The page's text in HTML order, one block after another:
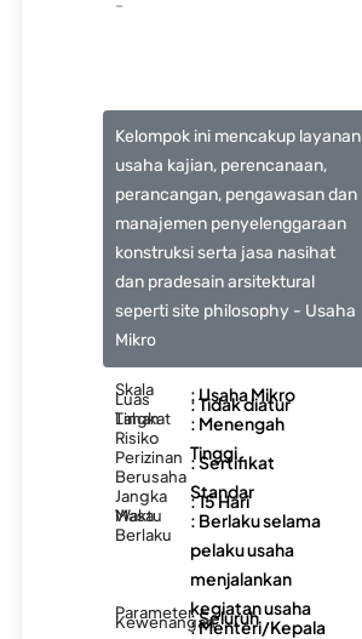
Kelompok ini mencakup layanan
usaha kajian, perencanaan,
perancangan, pengawasan dan
manajemen penyelenggaraan
konstruksi serta jasa nasihat
dan pradesain arsitektural
seperti site philosophy - Usaha
Mikro
Skala : Usaha Mikro
Luas
Lahan
: Tidak diatur
Tingkat
Risiko
: Menengah
Tinggi
Perizinan
Berusaha
: Sertifikat
Standar
Jangka
Waktu
: 15 Hari
Masa
Berlaku
: Berlaku selama
pelaku usaha
menjalankan
kegiatan usaha
Parameter: Seluruh
Kewenangan: Menteri/Kepala